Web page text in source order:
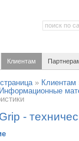
Клиентам
» Клиентам
Информационные
-